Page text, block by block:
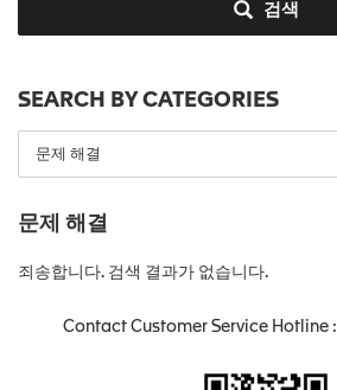
검색
SEARCH BY CATEGORIES
문제 해결
죄송합니다. 검색 결과가 없습니다.
Contact Customer Service Hotline :